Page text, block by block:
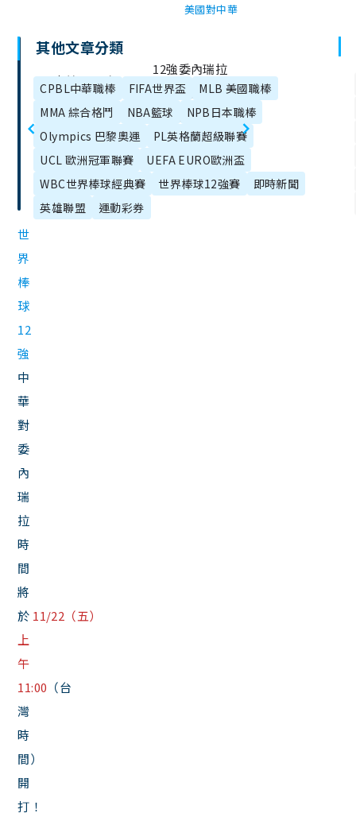
美國對中華
章
目
錄
世
界
棒
球
12
強
中
華
對
委
內
瑞
拉
時
間
將
於 11/22（五）
上
午
11:00 （台
灣
時
間）
開
打！
日本美國12強
棒球11/21開
打！運彩投
注、賠率整
理、免費直播
12強委內瑞拉
日本關鍵對決
11/22登場！線
上看直播平
台、先發投手
整理
其他文章分類
CPBL中華職棒 FIFA世界盃
MLB 美國職棒
MMA 綜合格鬥
NBA籃球
NPB日本職棒
Olympics 巴黎奧運
PL英格蘭超級聯賽
UCL 歐洲冠軍聯賽
UEFA EURO歐洲盃
WBC世界棒球經典賽
世界棒球12強賽
即時新聞
英雄聯盟
運動彩券